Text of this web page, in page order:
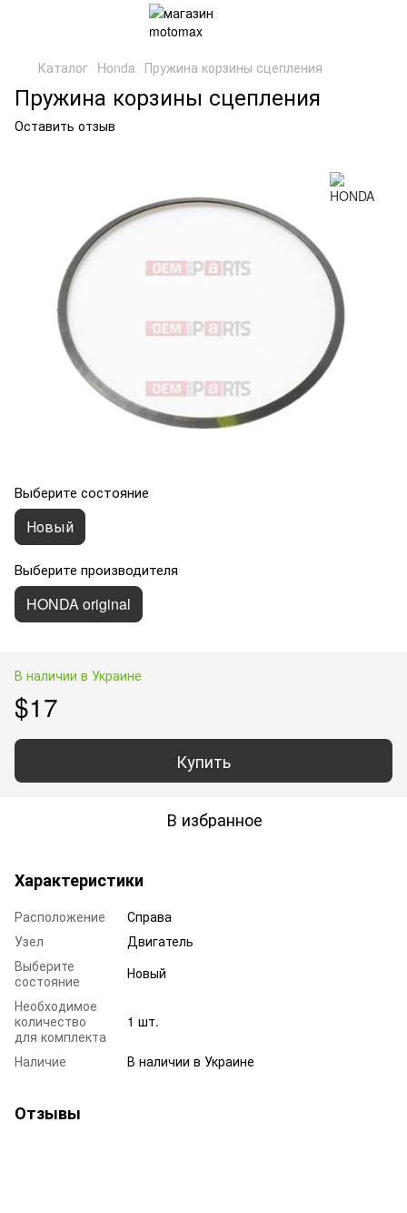
Каталог Honda Пружина корзины сцепления
Пружина корзины сцепления
Оставить отзыв
Выберите состояние
Новый
Выберите производителя
HONDA original
В наличии в Украине
$17
Купить
В избранное
Характеристики
Расположение
Справа
Узел
Двигатель
Выберите
состояние
Новый
Необходимое
количество
для комплекта
1 шт.
Наличие В наличии в Украине
Отзывы